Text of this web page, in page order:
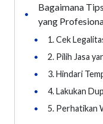
•
Bagaimana
yang
•
1. Cek
•
2. Pilih Jasa
•
3. Hindari
•
4. Lakukan
•
5. Perhatikan